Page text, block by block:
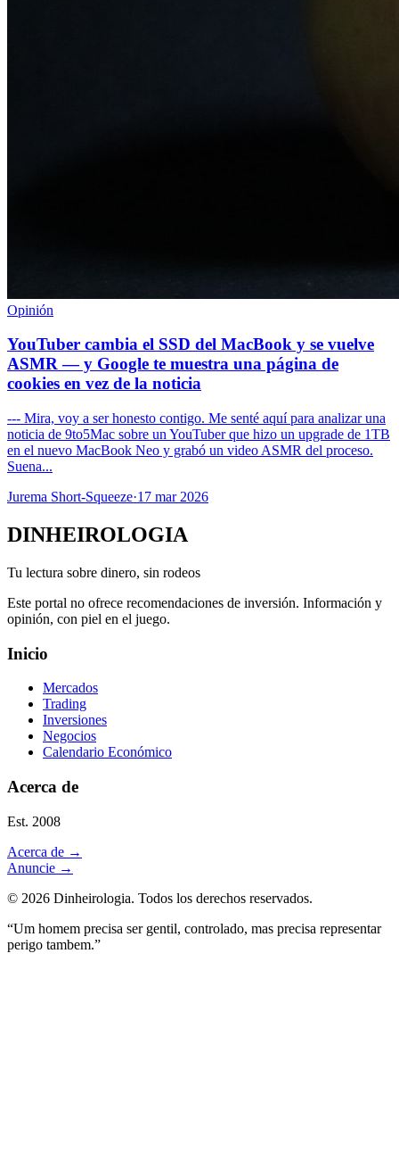
Opinión
YouTuber cambia el SSD del MacBook y se vuelve
ASMR — y Google te muestra una página de
cookies en vez de la noticia
--- Mira, voy a ser honesto contigo. Me senté aquí para analizar una
noticia de 9to5Mac sobre un YouTuber que hizo un upgrade de 1TB
en el nuevo MacBook Neo y grabó un video ASMR del proceso.
Suena...
Jurema Short-Squeeze·17 mar 2026
DINHEIROLOGIA
Tu lectura sobre dinero, sin rodeos
Este portal no ofrece recomendaciones de inversión. Información y
opinión, con piel en el juego.
Inicio
Mercados
Trading
Inversiones
Negocios
Calendario Económico
Acerca de
Est. 2008
Acerca de →
Anuncie →
© 2026 Dinheirologia. Todos los derechos reservados.
“Um homem precisa ser gentil, controlado, mas precisa representar
perigo tambem.”